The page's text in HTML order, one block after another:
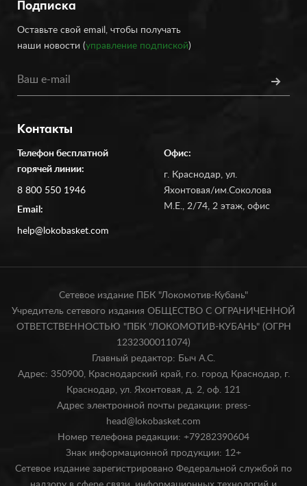
Подписка
Оставьте свой email, чтобы получать
наши новости (управление подпиской)
Контакты
Телефон бесплатной
горячей линии:
8 800 550 1946
Email:
help@lokobasket.com
Офис:
г. Краснодар, ул.
Яхонтовая/им.Соколова
М.Е., 2/74, 2 этаж, офис
Сетевое издание ПБК "Локомотив-Кубань"
Учредитель сетевого издания ОБЩЕСТВО С ОГРАНИЧЕННОЙ
ОТВЕТСТВЕННОСТЬЮ "ПБК "ЛОКОМОТИВ-КУБАНЬ" (ОГРН
1232300011074)
Главный редактор: Быч А.С.
Адрес: 350900, Краснодарский край, г.о. город Краснодар, г.
Краснодар, ул. Яхонтовая, д. 2, оф. 121
Адрес электронной почты редакции: press-
head@lokobasket.com
Номер телефона редакции: +79282390604
Знак информационной продукции: 12+
Сетевое издание зарегистрировано Федеральной службой по